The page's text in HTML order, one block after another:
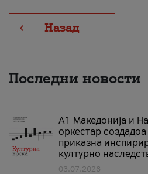
Назад
Последни новости
А1 Македонија и
оркестар
приказна
културно
03.07.2026